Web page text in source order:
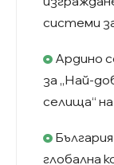
системи
Ардино
за „Най-
селища“
глобална